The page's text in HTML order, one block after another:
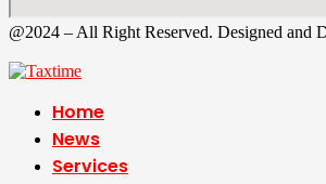
@2024 – All Right Reserved. Designed and
Home
News
Services